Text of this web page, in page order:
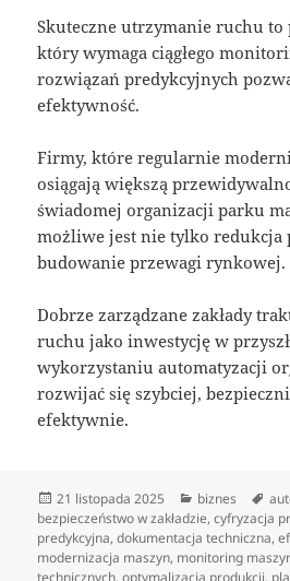
Skuteczne utrzymanie ruchu to
który wymaga ciągłego
rozwiązań predykcyjnych
efektywność.
Firmy, które regularnie
osiągają większą
świadomej organizacji parku
możliwe jest nie tylko redukcja
budowanie przewagi rynkowej.
Dobrze zarządzane zakłady
ruchu jako inwestycję w
wykorzystaniu automatyzacji
rozwijać się szybciej,
efektywnie.
Data
publikacji
21 listopada 2025 Kategorie
biznes
bezpieczeństwo w zakładzie,cyfryzacja
predykcyjna,dokumentacja techniczna,
modernizacja maszyn, monitoring
technicznych,optymalizacja produkcji,